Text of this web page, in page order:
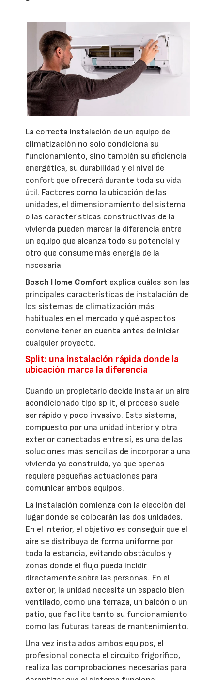
La correcta instalación de un equipo de
climatización no solo condiciona su
funcionamiento, sino también su eficiencia
energética, su durabilidad y el nivel de
confort que ofrecerá durante toda su vida
útil. Factores como la ubicación de las
unidades, el dimensionamiento del sistema
o las características constructivas de la
vivienda pueden marcar la diferencia entre
un equipo que alcanza todo su potencial y
otro que consume más energía de la
necesaria.
Bosch Home Comfort explica cuáles son las
principales características de instalación de
los sistemas de climatización más
habituales en el mercado y qué aspectos
conviene tener en cuenta antes de iniciar
cualquier proyecto.
Split: una instalación rápida donde la
ubicación marca la diferencia
Cuando un propietario decide instalar un aire
acondicionado tipo split, el proceso suele
ser rápido y poco invasivo. Este sistema,
compuesto por una unidad interior y otra
exterior conectadas entre sí, es una de las
soluciones más sencillas de incorporar a una
vivienda ya construida, ya que apenas
requiere pequeñas actuaciones para
comunicar ambos equipos.
La instalación comienza con la elección del
lugar donde se colocarán las dos unidades.
En el interior, el objetivo es conseguir que el
aire se distribuya de forma uniforme por
toda la estancia, evitando obstáculos y
zonas donde el flujo pueda incidir
directamente sobre las personas. En el
exterior, la unidad necesita un espacio bien
ventilado, como una terraza, un balcón o un
patio, que facilite tanto su funcionamiento
como las futuras tareas de mantenimiento.
Una vez instalados ambos equipos, el
profesional conecta el circuito frigorífico,
realiza las comprobaciones necesarias para